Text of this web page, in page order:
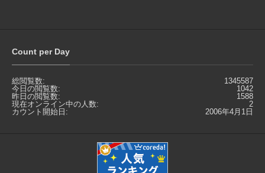
Count per Day
1345587
総閲覧数:
1042
今日の閲覧数:
1588
昨日の閲覧数:
2
現在オンライン中の人数:
2006年4月1日
カウント開始日: